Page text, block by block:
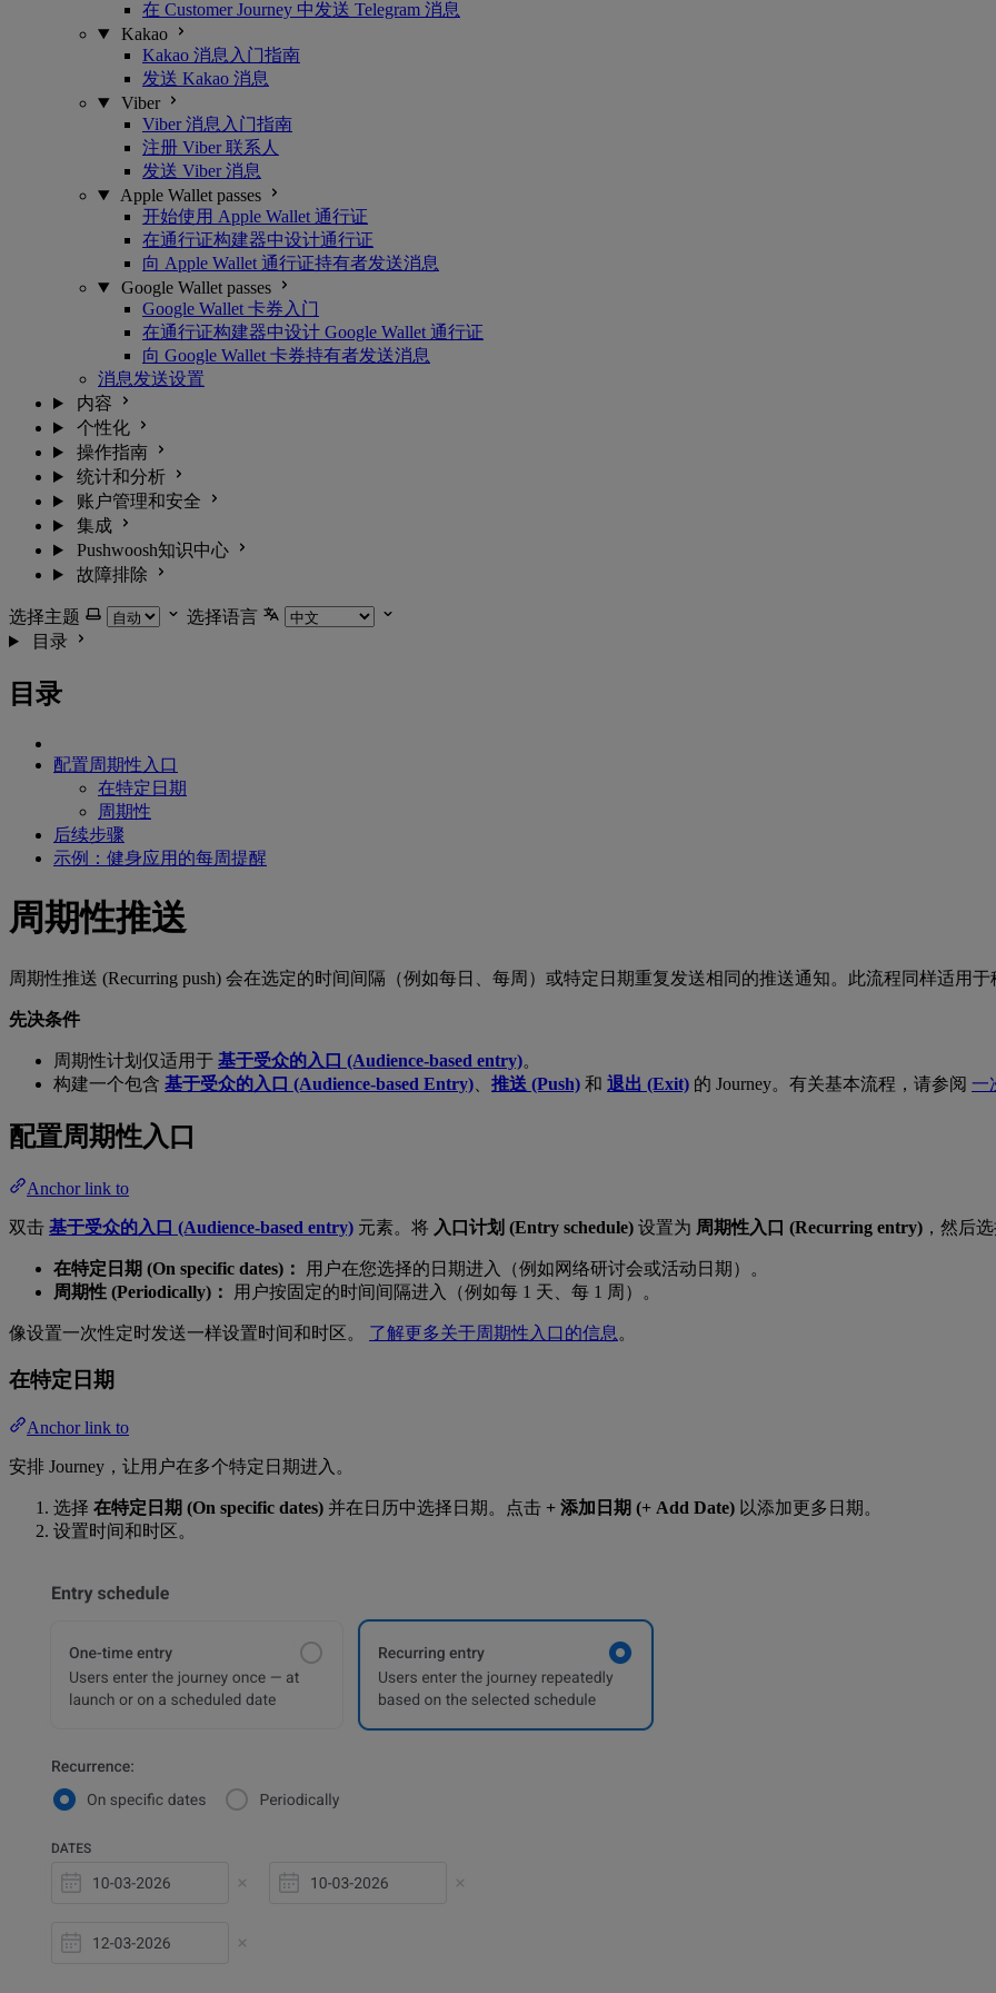
在 Customer Journey 中发送 Telegram 消息
Kakao
Kakao 消息入门指南
发送 Kakao 消息
Viber
Viber 消息入门指南
注册 Viber 联系人
发送 Viber 消息
Apple Wallet passes
开始使用 Apple Wallet 通行证
在通行证构建器中设计通行证
向 Apple Wallet 通行证持有者发送消息
Google Wallet passes
Google Wallet 卡券入门
在通行证构建器中设计 Google Wallet 通行证
向 Google Wallet 卡券持有者发送消息
消息发送设置
内容
个性化
操作指南
统计和分析
账户管理和安全
集成
Pushwoosh知识中心
故障排除
选择主题
选择语言
目录
目录
配置周期性入口
在特定日期
周期性
后续步骤
示例：健身应用的每周提醒
周期性推送
周期性推送 (Recurring push) 会在选定的时间间隔（例如每日、每周）或特定日期重复发送相同的推送通知。此流程同样适用于
先决条件
周期性计划仅适用于 基于受众的入口 (Audience-based entry)。
构建一个包含 基于受众的入口 (Audience-based Entry) 推送 (Push) 和 退出 (Exit) 的 Journey。有关基本流程，请参阅 一
配置周期性入口
Anchor link to
双击 基于受众的入口 (Audience-based entry) 元素。将 入口计划 (Entry schedule) 设置为 周期性入口 (Recurring entry) ，然后选
在特定日期 (On specific dates)：
用户在您选择的日期进入（例如网络研讨会或活动日期）。
周期性 (Periodically)：
用户按固定的时间间隔进入（例如每 1 天、每 1 周）。
像设置一次性定时发送一样设置时间和时区。 了解更多关于周期性入口的信息 。
在特定日期
Anchor link to
安排 Journey，让用户在多个特定日期进入。
选择 在特定日期 (On specific dates) 并在日历中选择日期。点击 + 添加日期 (+ Add Date) 以添加更多日期。
设置时间和时区。